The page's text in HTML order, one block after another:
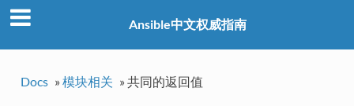
Ansible中文权威指南
Docs » 模块相关 » 共同的返回值